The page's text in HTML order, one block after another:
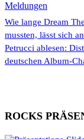
Meldungen
Wie lange Dream
mussten, lässt sich
Petrucci ablesen:
deutschen Album-
ROCKS